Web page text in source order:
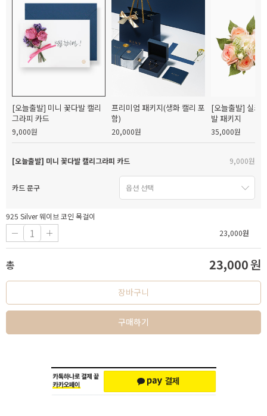
[오늘출발] 미니 꽃다발 캘리
그라피 카드
9,000원
프리미엄 패키지(생화 캘리 포
함)
20,000원
[오늘출발] 실크
발 패키지
35,000원
[오늘출발] 미니 꽃다발 캘리그라피 카드 9,000원
카드 문구
925 Silver 웨이브 코인 목걸이
23,000원
총 23,000원
장바구니
구매하기